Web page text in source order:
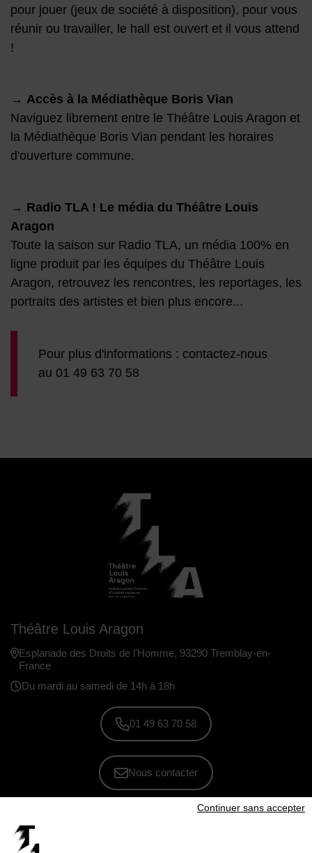
Continuer sans accepter
pour jouer (jeux de société à disposition), pour vous
réunir ou travailler, le hall est ouvert et il vous attend
!
→ Accès à la Médiathèque Boris Vian
Naviguez librement entre le Théâtre Louis Aragon et
la Médiathèque Boris Vian pendant les horaires
d'ouverture commune.
→ Radio TLA ! Le média du Théâtre Louis
Aragon
Toute la saison sur Radio TLA, un média 100% en
ligne produit par les équipes du Théâtre Louis
Aragon, retrouvez les rencontres, les reportages, les
portraits des artistes et bien plus encore...
Pour plus d'informations : contactez-nous
au 01 49 63 70 58
Théâtre Louis Aragon
Esplanade des Droits de l'Homme, 93290 Tremblay-en-
France
Du mardi au samedi de 14h à 18h
01 49 63 70 58
Nous contacter